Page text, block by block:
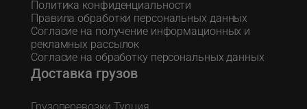
Политика конфиденциальности
Правила обработки персональных данных
Согласие на получение информационных и
рекламных рассылок
Согласие на обработку персональных данных
Доставка грузов